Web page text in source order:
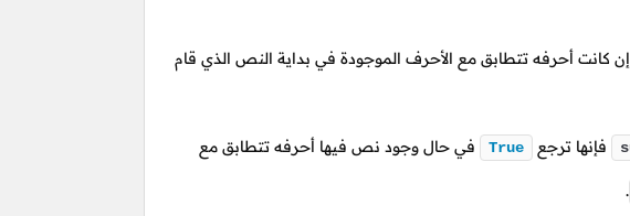
إن كانت أحرفه تتطابق مع الأحرف الموجودة في بداية النص الذي قام
فإنها ترجع True في حال وجود نص فيها أحرفه تتطابق مع
.